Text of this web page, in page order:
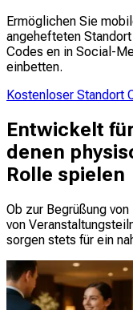
Ermöglichen Sie
angehefteten
Codes en in Social-
einbetten.
Kostenloser Standort
Entwickelt
denen
Rolle spielen
Ob zur Begrüßung
von
sorgen stets für ein